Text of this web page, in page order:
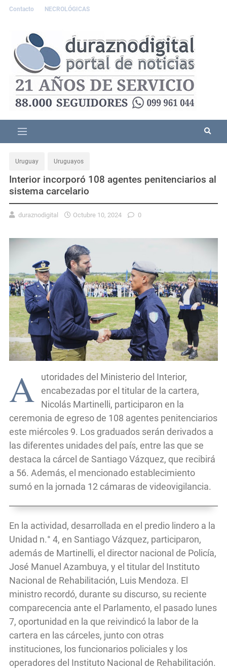
Contacto NECROLÓGICAS
Uruguay Uruguayos
Interior incorporó 108 agentes penitenciarios al
sistema carcelario
duraznodigital Octubre 10, 2024 0
A
utoridades del Ministerio del Interior,
encabezadas por el titular de la cartera,
Nicolás Martinelli, participaron en la
ceremonia de egreso de 108 agentes penitenciarios
este miércoles 9. Los graduados serán derivados a
las diferentes unidades del país, entre las que se
destaca la cárcel de Santiago Vázquez, que recibirá
a 56. Además, el mencionado establecimiento
sumó en la jornada 12 cámaras de videovigilancia.
En la actividad, desarrollada en el predio lindero a la
Unidad n.° 4, en Santiago Vázquez, participaron,
además de Martinelli, el director nacional de Policía,
José Manuel Azambuya, y el titular del Instituto
Nacional de Rehabilitación, Luis Mendoza. El
ministro recordó, durante su discurso, su reciente
comparecencia ante el Parlamento, el pasado lunes
7, oportunidad en la que reivindicó la labor de la
cartera en las cárceles, junto con otras
instituciones, los funcionarios policiales y los
operadores del Instituto Nacional de Rehabilitación.